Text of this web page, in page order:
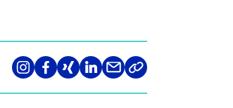
Teilen
auf
Teilen
auf
Teilen
auf
Teilen
auf
Teilen
über
Link
kopieren